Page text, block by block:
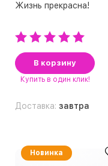
Жизнь прекрасна!
В корзину
Купить в один клик!
Доставка: завтра
Новинка